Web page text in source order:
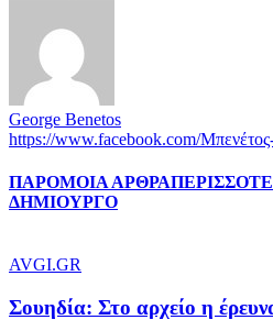
George Benetos
https://www.facebook.com/
ΠΑΡΟΜΟΙΑ ΑΡΘΡΑ
ΔΗΜΙΟΥΡΓΟ
AVGI.GR
Σουηδία: Στο αρχείο η